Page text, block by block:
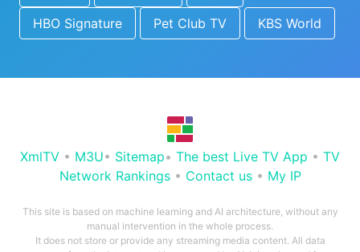
HBO Signature
Pet Club TV KBS World
XmlTV • M3U• Sitemap• The best Live TV App • TV
Network Rankings• Contact us• My IP
This site is based on machine learning and AI architecture, without any
manual intervention in the whole process.
It does not store or provide any streaming media content. All data